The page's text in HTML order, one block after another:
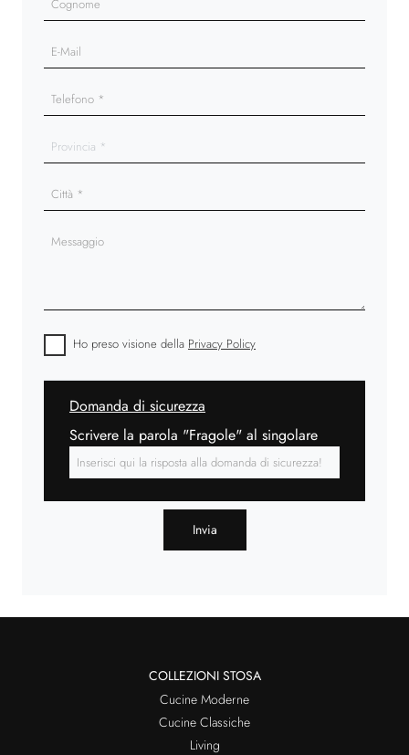
Ho preso visione della Privacy Policy
Domanda di sicurezza
Scrivere la parola "Fragole" al singolare
Invia
COLLEZIONI STOSA
Cucine Moderne
Cucine Classiche
Living